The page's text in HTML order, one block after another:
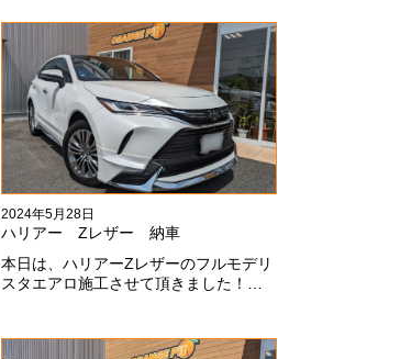
うございました#x1f60a;
2024年5月28日
ハリアー Zレザー 納車
本日は、ハリアーZレザーのフルモデリ
スタエアロ施工させて頂きました！モ
ロが入ってきませんね。。今後とも宜